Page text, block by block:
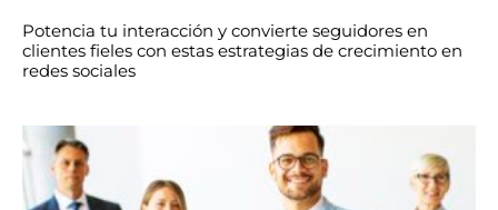
Potencia tu interacción y convierte seguidores en
clientes fieles con estas estrategias de crecimiento en
redes sociales